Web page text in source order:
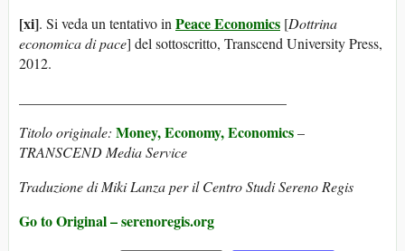
[xi]. Si veda un tentativo inPeace Economics [Dottrina
economica di pace] del sottoscritto, Transcend University Press,
2012.
Titolo originale: Money, Economy, Economics–
TRANSCEND Media Service
Traduzione di Miki Lanza per il Centro Studi Sereno Regis
Go to Original – serenoregis.org